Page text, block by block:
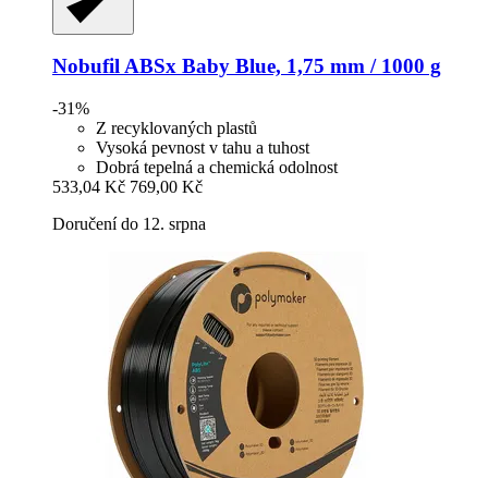
NobufilABSx Baby Blue, 1,75 mm / 1000 g
-31%
Z recyklovaných plastů
Vysoká pevnost v tahu a tuhost
Dobrá tepelná a chemická odolnost
533,04 Kč 769,00 Kč
Doručení do 12. srpna